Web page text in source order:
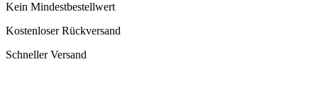
Kein Mindestbestellwert
Kostenloser Rückversand
Schneller Versand